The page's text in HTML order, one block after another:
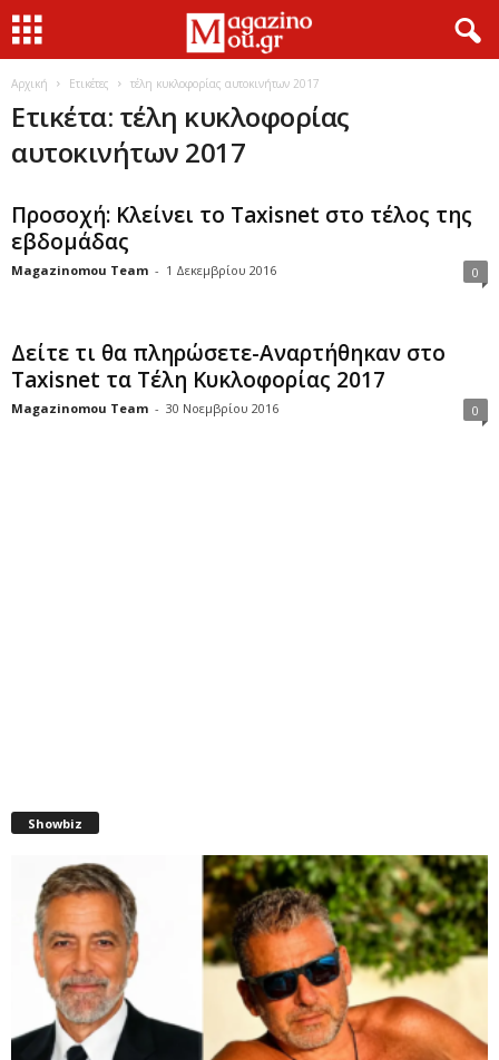
Αρχική Ετικέτες τέλη κυκλοφορίας αυτοκινήτων 2017
Ετικέτα: τέλη κυκλοφορίας
αυτοκινήτων 2017
Προσοχή: Κλείνει το Taxisnet στο τέλος της
εβδομάδας
Magazinomou Team - 1 Δεκεμβρίου 2016 0
Δείτε τι θα πληρώσετε-Αναρτήθηκαν στο
Taxisnet τα Τέλη Κυκλοφορίας 2017
Magazinomou Team - 30 Νοεμβρίου 2016 0
Showbiz